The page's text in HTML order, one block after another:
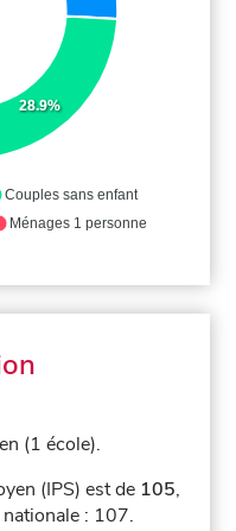
28.9%
Couples sans enfant
Ménages 1 personne
(1 école).
(IPS) est de 105,
: 107.